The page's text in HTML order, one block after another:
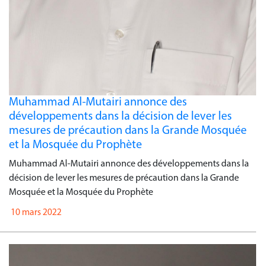
Muhammad Al-Mutairi annonce des
développements dans la décision de lever les
mesures de précaution dans la Grande Mosquée
et la Mosquée du Prophète
Muhammad Al-Mutairi annonce des développements dans la
décision de lever les mesures de précaution dans la Grande
Mosquée et la Mosquée du Prophète
10 mars 2022